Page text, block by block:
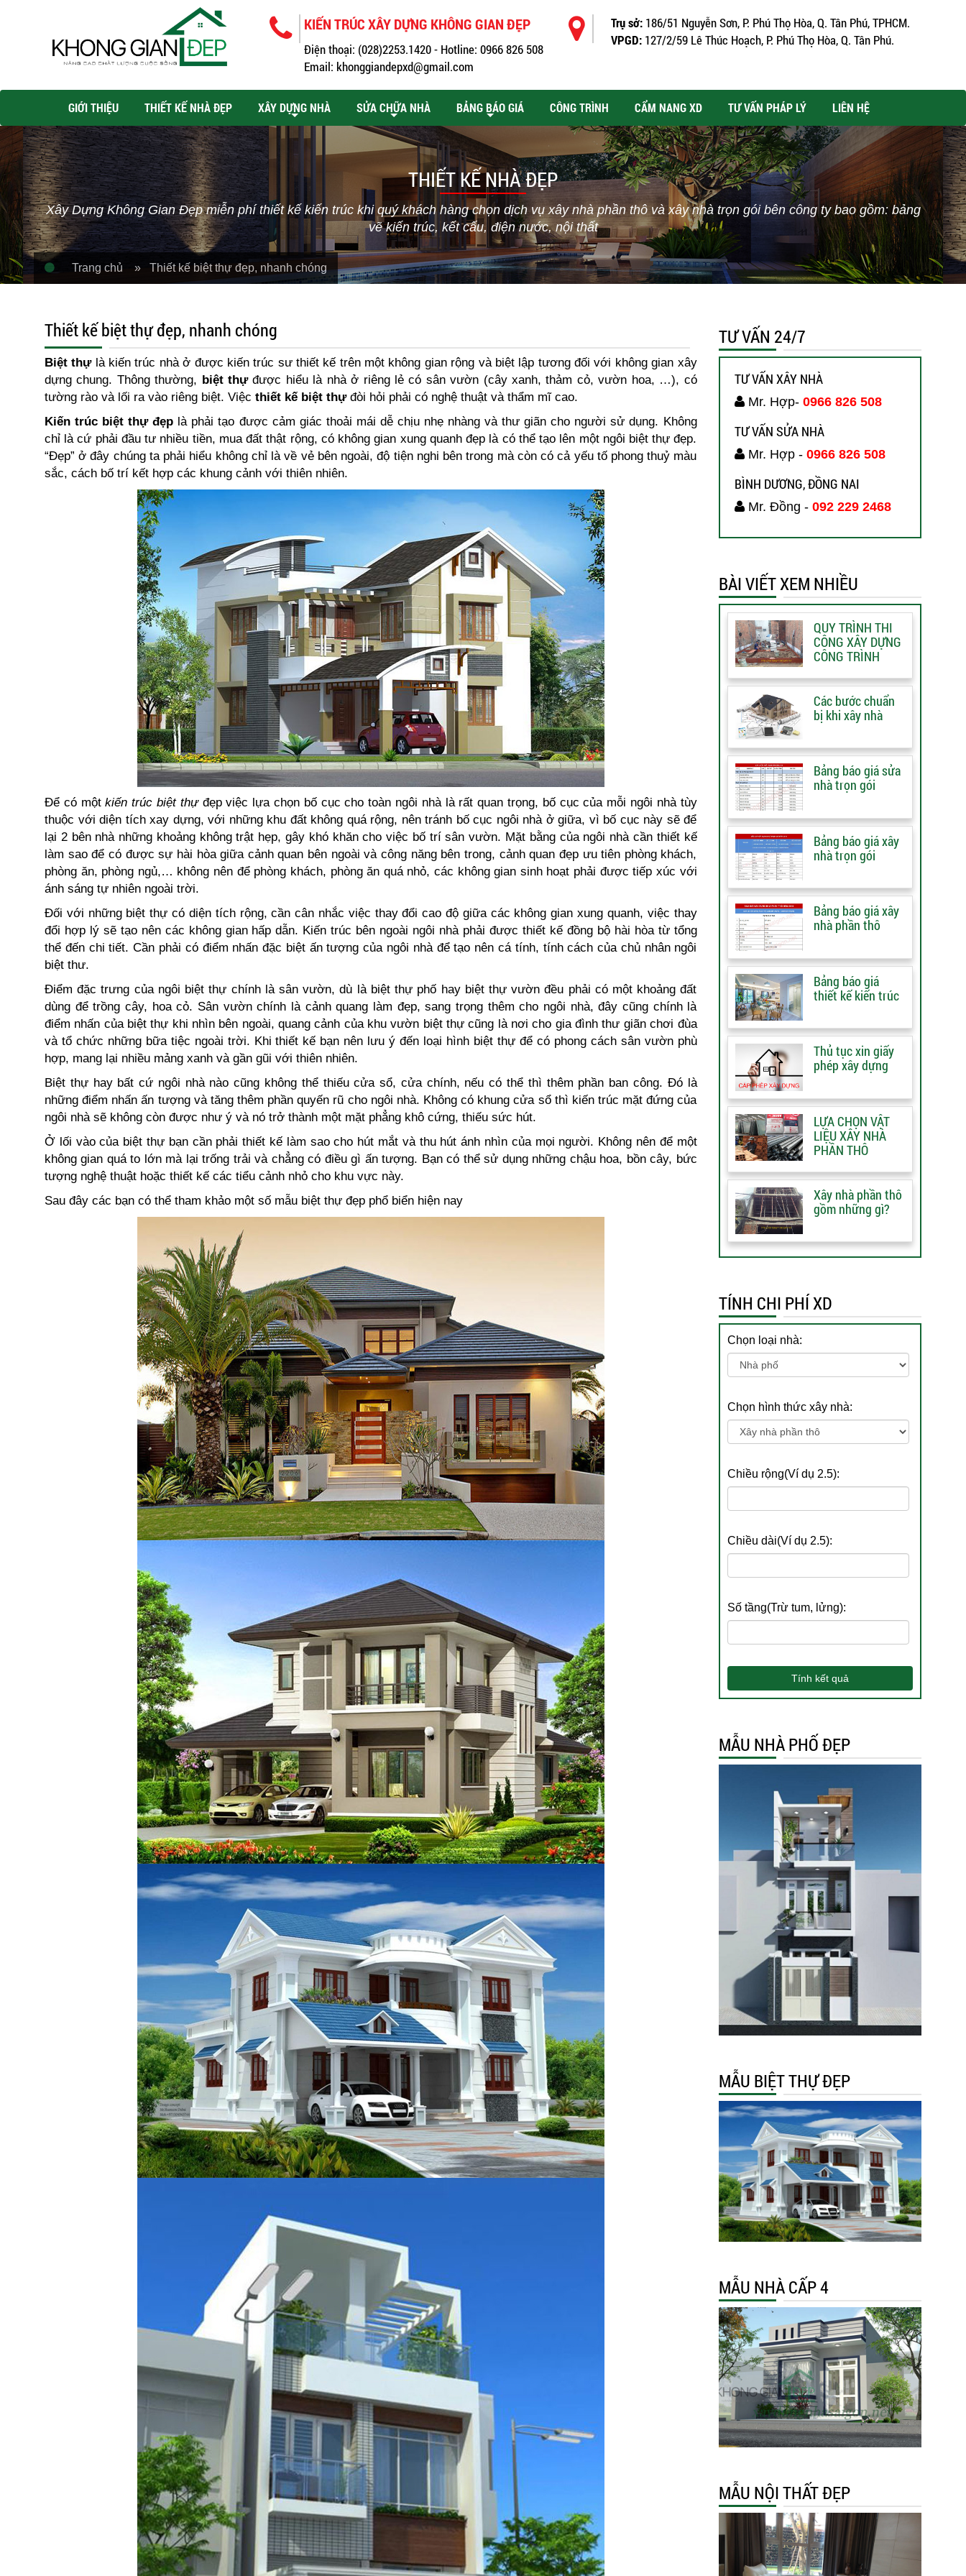
KIẾN TRÚC XÂY DỰNG KHÔNG GIAN ĐẸP
Điện thoại: (028)2253.1420 - Hotline: 0966 826 508
Email: khonggiandepxd@gmail.com
Trụ sở: 186/51 Nguyễn Sơn, P. Phú Thọ Hòa, Q. Tân Phú, TPHCM.
VPGD: 127/2/59 Lê Thúc Hoạch, P. Phú Thọ Hòa, Q. Tân Phú.
GIỚI THIỆU THIẾT KẾ NHÀ ĐẸP XÂY DỰNG NHÀ SỬA CHỮA NHÀ BẢNG BÁO GIÁ CÔNG TRÌNH CẨM NANG XD TƯ VẤN PHÁP LÝ LIÊN HỆ
THIẾT KẾ NHÀ ĐẸP
Xây Dựng Không Gian Đẹp miễn phí thiết kế kiến trúc khi quý khách hàng chọn dịch vụ xây nhà phần thô và xây nhà trọn gói bên công ty bao gồm: bảng
vẽ kiến trúc, kết cấu, điện nước, nội thất
Trang chủ » Thiết kế biệt thự đẹp, nhanh chóng
Thiết kế biệt thự đẹp, nhanh chóng
Biệt thựlà kiến trúc nhà ở được kiến trúc sư thiết kế trên một không gian rộng và biệt lập tương đối với không gian xây
dựng chung. Thông thường, biệt thựđược hiểu là nhà ở riêng lẻ có sân vườn (cây xanh, thảm cỏ, vườn hoa, …), có
tường rào và lối ra vào riêng biệt. Việc thiết kế biệt thựđòi hỏi phải có nghệ thuật và thẩm mĩ cao.
Kiến trúc biệt thự đẹp là phải tạo được cảm giác thoải mái dễ chịu nhẹ nhàng và thư giãn cho người sử dụng. Không
chỉ là cứ phải đầu tư nhiều tiền, mua đất thật rộng, có không gian xung quanh đẹp là có thể tạo lên một ngôi biệt thự đẹp.
“Đẹp” ở đây chúng ta phải hiểu không chỉ là về vẻ bên ngoài, độ tiện nghi bên trong mà còn có cả yếu tố phong thuỷ màu
sắc, cách bố trí kết hợp các khung cảnh với thiên nhiên.
Để có mộtkiến trúc biệt thựđẹp việc lựa chọn bố cục cho toàn ngôi nhà là rất quan trọng, bố cục của mỗi ngôi nhà tùy
thuộc với diện tích xay dựng, với những khu đất không quá rộng, nên tránh bố cục ngôi nhà ở giữa, vì bố cục này sẽ để
lại 2 bên nhà những khoảng không trật hẹp, gây khó khăn cho việc bố trí sân vườn. Mặt bằng của ngôi nhà cần thiết kế
làm sao để có được sự hài hòa giữa cảnh quan bên ngoài và công năng bên trong, cảnh quan đẹp ưu tiên phòng khách,
phòng ăn, phòng ngủ,… không nên để phòng khách, phòng ăn quá nhỏ, các không gian sinh hoạt phải được tiếp xúc với
ánh sáng tự nhiên ngoài trời.
Đối với những biệt thự có diện tích rộng, cần cân nhắc việc thay đổi cao độ giữa các không gian xung quanh, việc thay
đổi hợp lý sẽ tạo nên các không gian hấp dẫn. Kiến trúc bên ngoài ngôi nhà phải được thiết kế đồng bộ hài hòa từ tổng
thể đến chi tiết. Cần phải có điểm nhấn đặc biệt ấn tượng của ngôi nhà để tạo nên cá tính, tính cách của chủ nhân ngôi
biệt thư.
Điểm đặc trưng của ngôi biệt thự chính là sân vườn, dù là biệt thự phố hay biệt thự vườn đều phải có một khoảng đất
dùng để trồng cây, hoa cỏ. Sân vườn chính là cảnh quang làm đẹp, sang trọng thêm cho ngôi nhà, đây cũng chính là
điểm nhấn của biệt thự khi nhìn bên ngoài, quang cảnh của khu vườn biệt thự cũng là nơi cho gia đình thư giãn chơi đùa
và tổ chức những bữa tiệc ngoài trời. Khi thiết kế bạn nên lưu ý đến loại hình biệt thự để có phong cách sân vườn phù
hợp, mang lại nhiều mảng xanh và gần gũi với thiên nhiên.
Biệt thự hay bất cứ ngôi nhà nào cũng không thể thiếu cửa sổ, cửa chính, nếu có thể thì thêm phần ban công. Đó là
những điểm nhấn ấn tượng và tăng thêm phần quyến rũ cho ngôi nhà. Không có khung cửa sổ thì kiến trúc mặt đứng của
ngôi nhà sẽ không còn được như ý và nó trở thành một mặt phẳng khô cứng, thiếu sức hút.
Ở lối vào của biệt thự bạn cần phải thiết kế làm sao cho hút mắt và thu hút ánh nhìn của mọi người. Không nên để một
không gian quá to lớn mà lại trống trải và chẳng có điều gì ấn tượng. Bạn có thể sử dụng những chậu hoa, bồn cây, bức
tượng nghệ thuật hoặc thiết kế các tiểu cảnh nhỏ cho khu vực này.
Sau đây các bạn có thể tham khảo một số mẫu biệt thự đẹp phổ biển hiện nay
TƯ VẤN 24/7
TƯ VẤN XÂY NHÀ
Mr. Hợp- 0966 826 508
TƯ VẤN SỬA NHÀ
Mr. Hợp - 0966 826 508
BÌNH DƯƠNG, ĐỒNG NAI
Mr. Đồng - 092 229 2468
BÀI VIẾT XEM NHIỀU
QUY TRÌNH THI
CÔNG XÂY DỰNG
CÔNG TRÌNH
Các bước chuẩn
bị khi xây nhà
Bảng báo giá sửa
nhà trọn gói
Bảng báo giá xây
nhà trọn gói
Bảng báo giá xây
nhà phần thô
Bảng báo giá
thiết kế kiến trúc
Thủ tục xin giấy
phép xây dựng
LỰA CHỌN VẬT
LIỆU XÂY NHÀ
PHẦN THÔ
Xây nhà phần thô
gồm những gì?
TÍNH CHI PHÍ XD
Chọn loại nhà:
Chọn hình thức xây nhà:
Chiều rộng(Ví dụ 2.5):
Chiều dài(Ví dụ 2.5):
Số tầng(Trừ tum, lửng):
Tính kết quả
MẪU NHÀ PHỐ ĐẸP
MẪU BIỆT THỰ ĐẸP
MẪU NHÀ CẤP 4
MẪU NỘI THẤT ĐẸP